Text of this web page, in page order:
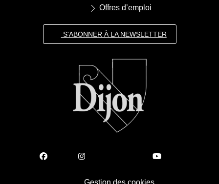
Offres d’emploi
S'ABONNER À LA NEWSLETTER
Gestion des cookies